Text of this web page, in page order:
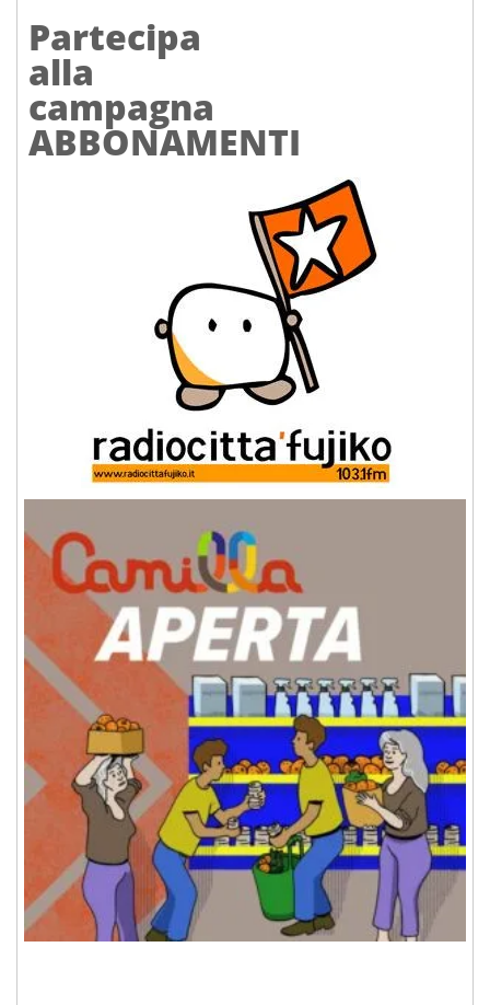
Partecipa
alla
campagna
ABBONAMENTI